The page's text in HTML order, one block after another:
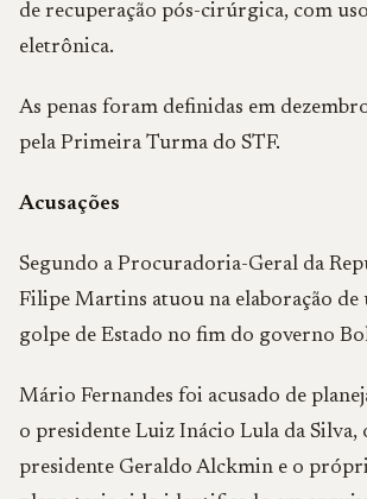
de recuperação pós-cirúrgica, com
eletrônica.
As penas foram definidas em
pela Primeira Turma do STF.
Acusações
Segundo a Procuradoria-Geral da
Filipe Martins atuou na elaboração de
golpe de Estado no fim do governo
Mário Fernandes foi acusado de
o presidente Luiz Inácio Lula da Silva,
presidente Geraldo Alckmin e o